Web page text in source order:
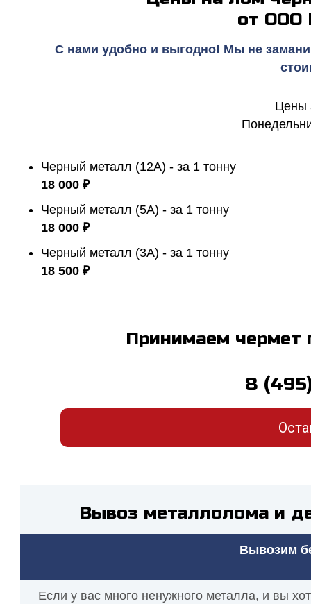
от ООО
С нами удобно и выгодно! Мы не
Цены
Черный металл (12А) - за 1 тонну
18 000 ₽
Черный металл (5А) - за 1 тонну
18 000 ₽
Черный металл (3А) - за 1 тонну
18 500 ₽
Принимаем чермет
8
Вывоз металлолома и
Вывозим
Если у вас много ненужного металла, и вы